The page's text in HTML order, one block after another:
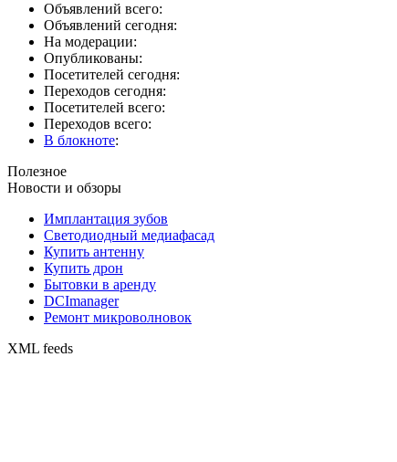
Объявлений всего:
Объявлений сегодня:
На модерации:
Опубликованы:
Посетителей сегодня:
Переходов сегодня:
Посетителей всего:
Переходов всего:
В блокноте:
Полезное
Новости и обзоры
Имплантация зубов
Светодиодный медиафасад
Купить антенну
Купить дрон
Бытовки в аренду
DCImanager
Ремонт микроволновок
XML feeds